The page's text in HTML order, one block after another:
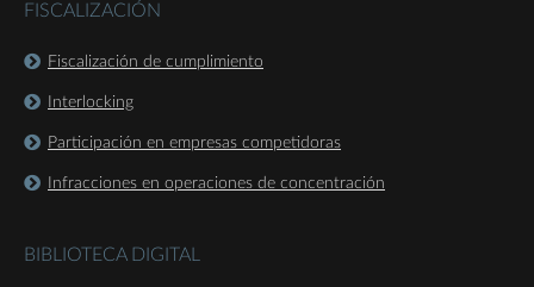
FISCALIZACIÓN
Fiscalización de cumplimiento
Interlocking
Participación en empresas competidoras
Infracciones en operaciones de concentración
BIBLIOTECA DIGITAL